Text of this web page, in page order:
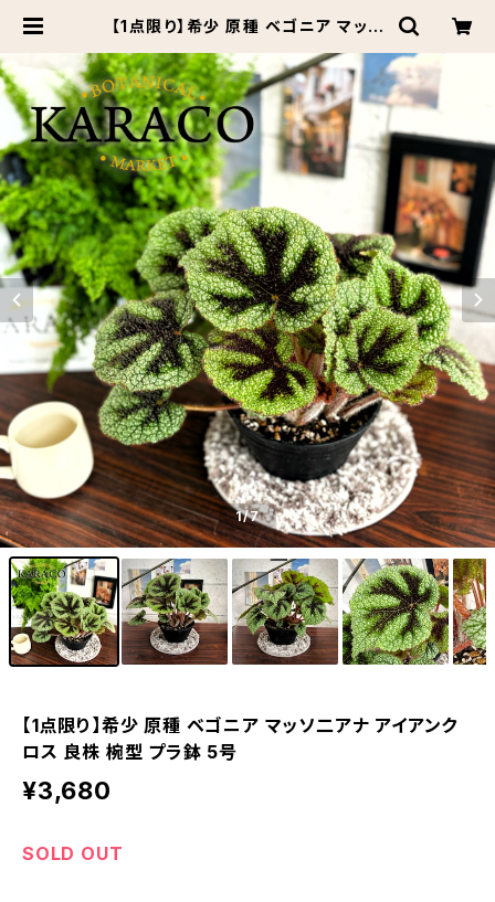
【1点限り】希少 原種 ベゴニア マッソ
鉢 5号 | Botanical Market KAR
ACO
1/7
【1点限り】希少 原種 ベゴニア マッソ二アナ アイアンク
ロス 良株 椀型 プラ鉢 5号
¥3,680
SOLD OUT